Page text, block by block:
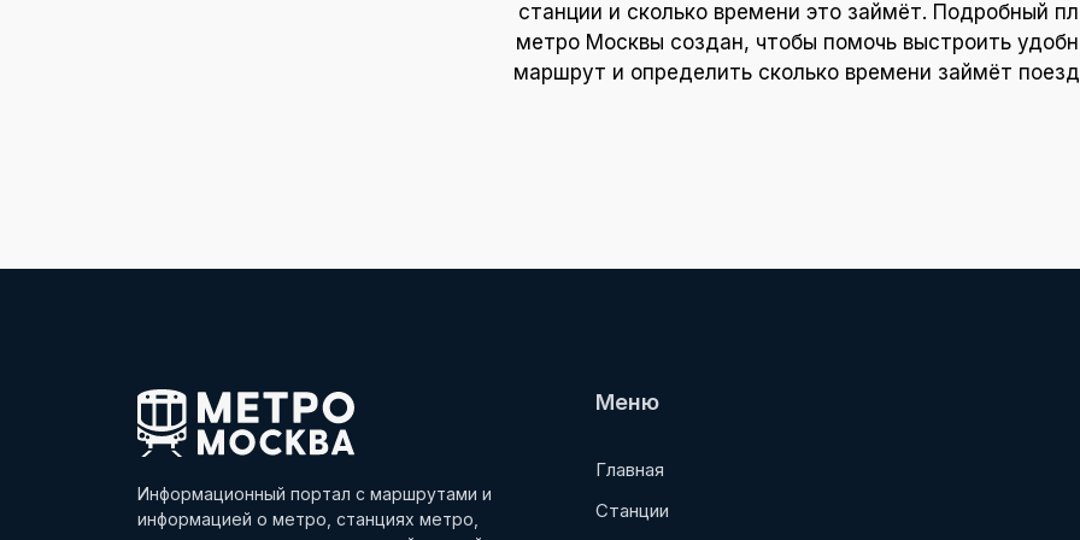
станции и сколько времени это займёт. Подробный
метро Москвы создан, чтобы помочь выстроить
маршрут и определить сколько времени займёт
Информационный портал с маршрутами и
информацией о метро, станциях метро,
Меню
Главная
Станции